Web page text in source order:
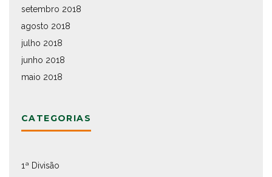
setembro 2018
agosto 2018
julho 2018
junho 2018
maio 2018
CATEGORIAS
1ª Divisão